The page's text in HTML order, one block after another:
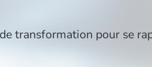
transformation pour se